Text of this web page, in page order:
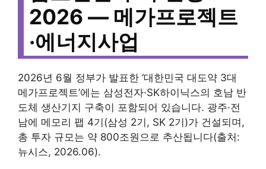
2026 — 메가프로젝트
·에너지사업
2026년 6월 정부가 발표한 ‘대한민국 대도약 3대
메가프로젝트’에는 삼성전자·SK하이닉스의 호남 반
도체 생산기지 구축이 포함되어 있습니다. 광주·전
남에 메모리 팹 4기(삼성 2기, SK 2기)가 건설되며,
총 투자 규모는 약 800조원으로 추산됩니다(출처:
뉴시스, 2026.06).